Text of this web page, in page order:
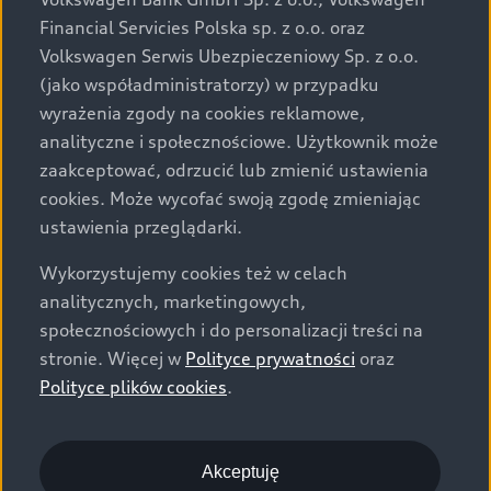
Financial Servicies Polska sp. z o.o. oraz
Volkswagen Serwis Ubezpieczeniowy Sp. z o.o.
(jako współadministratorzy) w przypadku
wyrażenia zgody na cookies reklamowe,
analityczne i społecznościowe. Użytkownik może
zaakceptować, odrzucić lub zmienić ustawienia
cookies. Może wycofać swoją zgodę zmieniając
ustawienia przeglądarki.
Wykorzystujemy cookies też w celach
analitycznych, marketingowych,
społecznościowych i do personalizacji treści na
stronie. Więcej w Polityce prywatności oraz
Polityce plików cookies.
Akceptuję
za dopłatą. Wiążące ustalenie ceny, wyposażenia i
specyfikacji pojazdu następują w umowie sprzedaży, a
określenie parametrów technicznych zawiera
świadectwo homologacji typu pojazdu. Zastrzegamy
sobie prawo do zmian i pomyłek. Wszelkie informacje
prezentowane na stronie są aktualne na dzień ich
zamieszczania. W celu uzyskania najnowszych
informacji prosimy kontaktować się z Partnerem Marki
Audi.
Wszystkie produkowane obecnie samochody marki Audi
są wykonywane z materiałów spełniających pod
względem możliwości odzysku i recyklingu wymagania
określone w normie ISO 22628 i są zgodne z
europejskimi świadectwami homologacji wydanymi wg
o.o. podlega obowiązkowi zapewnienia wszystkim
użytkownikom samochodów marki Volkswagen sieci